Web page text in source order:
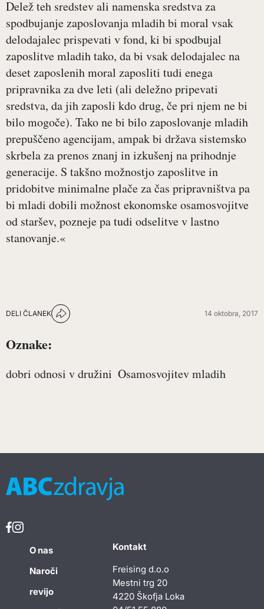
Delež teh sredstev ali namenska sredstva za
spodbujanje zaposlovanja mladih bi moral vsak
delodajalec prispevati v fond, ki bi spodbujal
zaposlitve mladih tako, da bi vsak delodajalec na
deset zaposlenih moral zaposliti tudi enega
pripravnika za dve leti (ali deležno pripevati
sredstva, da jih zaposli kdo drug, če pri njem ne bi
bilo mogoče). Tako ne bi bilo zaposlovanje mladih
prepuščeno agencijam, ampak bi država sistemsko
skrbela za prenos znanj in izkušenj na prihodnje
generacije. S takšno možnostjo zaposlitve in
pridobitve minimalne plače za čas pripravništva pa
bi mladi dobili možnost ekonomske osamosvojitve
od staršev, pozneje pa tudi odselitve v lastno
stanovanje.«
DELI ČLANEK 14 oktobra, 2017
Oznake:
dobri odnosi v družini Osamosvojitev mladih
O nas
Naroči
revijo
Kontakt
Freising d.o.o
Mestni trg 20
4220 Škofja Loka